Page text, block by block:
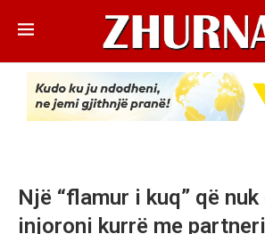
Një “flamur i kuq” që
injoroni kurrë me